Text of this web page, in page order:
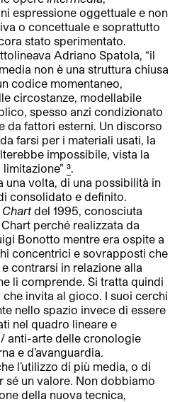
espressione oggettuale e non
o concettuale e soprattutto
stato sperimentato.
Adriano Spatola, “il
non è una struttura chiusa
codice momentaneo,
circostanze, modellabile
spesso anzi condizionato
da fattori esterni. Un discorso
farsi per i materiali usati, la
impossibile, vista la
limitazione”³.
una volta, di una possibilità in
consolidato e definito.
del 1995, conosciuta
perché realizzata da
Bonotto mentre era ospite a
concentrici e sovrapposti che
contrarsi in relazione alla
li comprende. Si tratta quindi
invita al gioco. I suoi cerchi
nello spazio invece di essere
nel quadro lineare e
/ anti-arte delle cronologie
e d’avanguardia.
l’utilizzo di più media, o di
sé un valore. Non dobbiamo
della nuova tecnica,